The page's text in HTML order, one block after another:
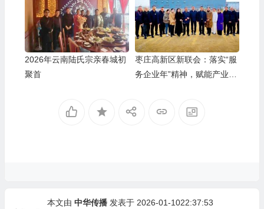
2026年云南陆氏宗亲春城初
聚首
枣庄高新区新联会：落实“服
务企业年”精神，赋能产业创
本文由 中华传播发表于 2026-01-1022:37:53